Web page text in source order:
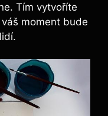
Tím vytvoříte
moment bude